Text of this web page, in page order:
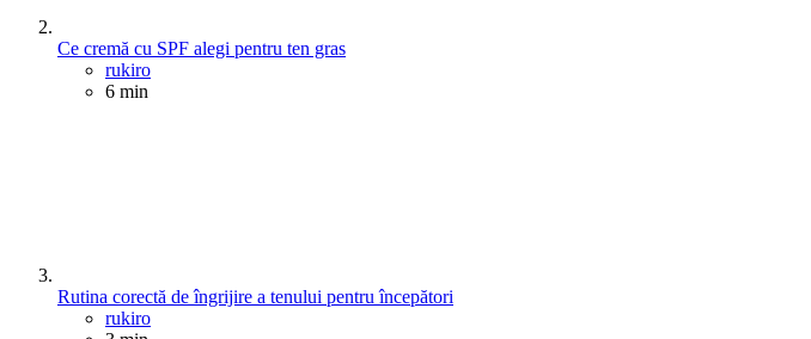
Ce cremă cu SPF alegi pentru ten gras
Posted
rukiro
6 min
Rutina corectă de îngrijire a tenului pentru începători
Posted
rukiro